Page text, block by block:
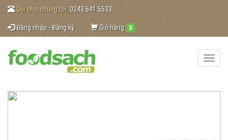
Gọi cho chúng tôi:0243 641 5533
Đăng nhập - Đăng ký Giỏ hàng 0
Toggle